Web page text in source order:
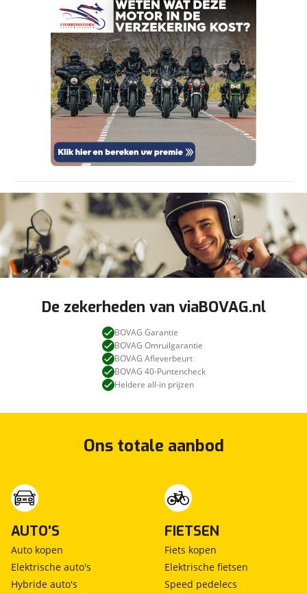
om je aanvraag zo goed mogelijk bij de
aanbieder te brengen. Lees hier meer over in
onzeprivacyverklaring .
Verstuur mijn vraag
viaBOVAG.nl verwerkt je persoonsgegevens
om je aanvraag zo goed mogelijk bij de
aanbieder te brengen. Lees hier meer over in
onzeprivacyverklaring .
Stuur mijn bevinding door
De zekerheden van viaBOVAG.nl
BOVAG Garantie
BOVAG Omruilgarantie
BOVAG Afleverbeurt
BOVAG 40-Puntencheck
Heldere all-in prijzen
Ons totale aanbod
AUTO'S
Auto kopen
Elektrische auto's
Hybride auto's
FIETSEN
Fiets kopen
Elektrische fietsen
Speed pedelecs